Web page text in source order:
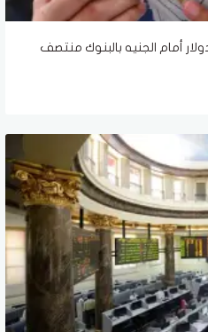
الدولار أمام الجنيه بالبنوك منتصف